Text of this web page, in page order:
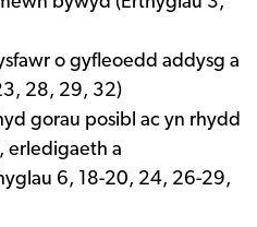
o gyfleoedd addysg a
28, 29, 32)
gorau posibl ac yn rhydd
erledigaeth a
6, 18-20, 24, 26-29,